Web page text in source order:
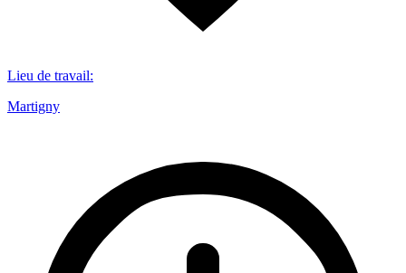
Lieu de travail:
Martigny